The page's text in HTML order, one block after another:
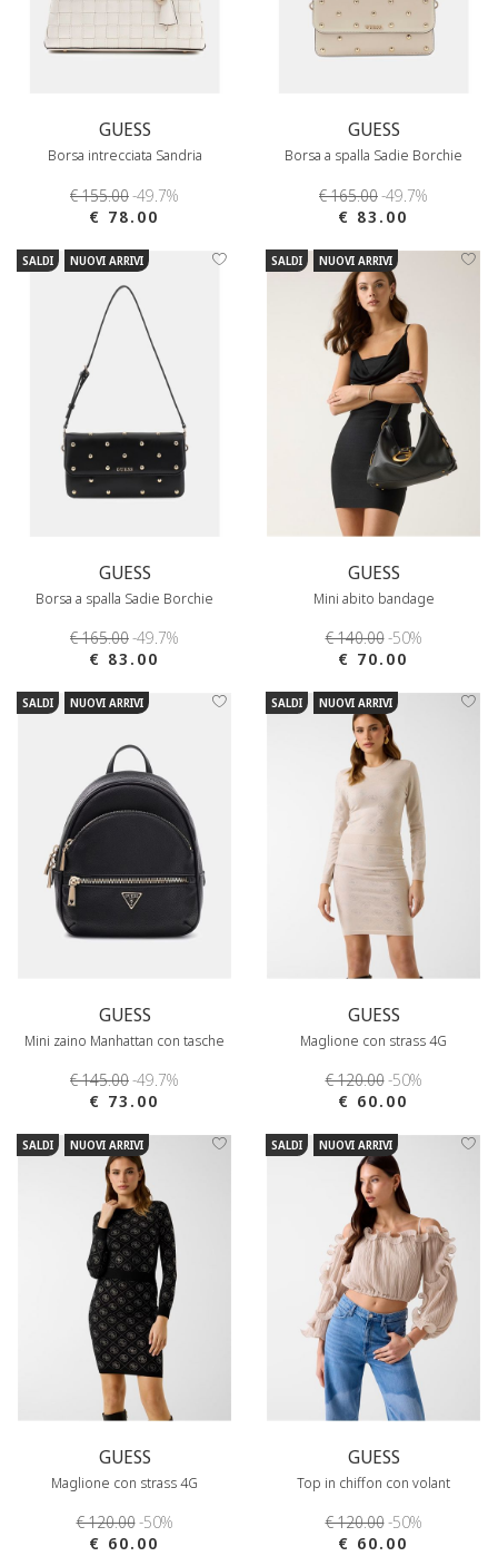
GUESS
Borsa intrecciata Sandria
€ 155.00-49.7%
€ 78.00
GUESS
Borsa a spalla Sadie Borchie
€ 165.00-49.7%
€ 83.00
SALDI NUOVI ARRIVI
GUESS
Borsa a spalla Sadie Borchie
€ 165.00-49.7%
€ 83.00
SALDI NUOVI ARRIVI
GUESS
Mini abito bandage
€ 140.00-50%
€ 70.00
SALDI NUOVI ARRIVI
GUESS
Mini zaino Manhattan con tasche
€ 145.00-49.7%
€ 73.00
SALDI NUOVI ARRIVI
GUESS
Maglione con strass 4G
€ 120.00-50%
€ 60.00
SALDI NUOVI ARRIVI
GUESS
Maglione con strass 4G
€ 120.00-50%
€ 60.00
SALDI NUOVI ARRIVI
GUESS
Top in chiffon con volant
€ 120.00-50%
€ 60.00